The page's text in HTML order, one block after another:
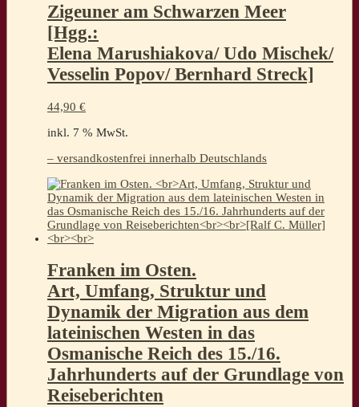
Zigeuner am Schwarzen Meer
[Hgg.:
Elena Marushiakova/ Udo Mischek/
Vesselin Popov/ Bernhard Streck]
44,90 €
inkl. 7 % MwSt.
– versandkostenfrei innerhalb Deutschlands
Franken im Osten.
Art, Umfang, Struktur und
Dynamik der Migration aus dem
lateinischen Westen in das
Osmanische Reich des 15./16.
Jahrhunderts auf der Grundlage von
Reiseberichten